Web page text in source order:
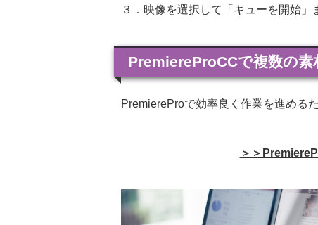
３．映像を選択して「キューを開始」
PremiereProCCで複数の
PremiereProで効率良く作業を進める
＞＞